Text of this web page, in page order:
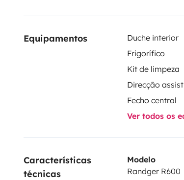
Equipamentos Duche interior
Frigorífico
Kit de limpeza
Direcção
Fecho central
Ver todos os
Características
técnicas
Modelo
Randger R600